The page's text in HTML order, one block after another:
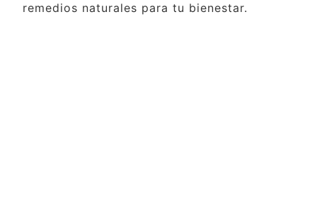
remedios naturales para tu bienestar.